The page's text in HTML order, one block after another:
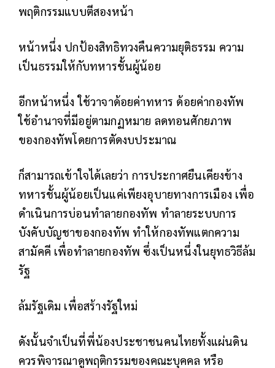
พฤติกรรมแบบตีสองหน้า
หน้าหนึ่ง ปกป้องสิทธิทวงคืนความยุติธรรม ความ
เป็นธรรมให้กับทหารชั้นผู้น้อย
อีกหน้าหนึ่ง ใช้วาจาด้อยค่าทหาร ด้อยค่ากองทัพ
ใช้อำนาจที่มีอยู่ตามกฏหมาย ลดทอนศักยภาพ
ของกองทัพโดยการตัดงบประมาณ
ก็สามารถเข้าใจได้เลยว่า การประกาศยืนเคียงข้าง
ทหารชั้นผู้น้อยเป็นแค่เพียงอุบายทางการเมือง เพื่อ
ดำเนินการบ่อนทำลายกองทัพ ทำลายระบบการ
บังคับบัญชาของกองทัพ ทำให้กองทัพแตกความ
สามัคคี เพื่อทำลายกองทัพ ซึ่งเป็นหนึ่งในยุทธวิธีล้ม
รัฐ
ล้มรัฐเดิม เพื่อสร้างรัฐใหม่
ดังนั้นจำเป็นที่พี่น้องประชาชนคนไทยทั้งแผ่นดิน
ควรพิจารณาดูพฤติกรรมของคณะบุคคล หรือ